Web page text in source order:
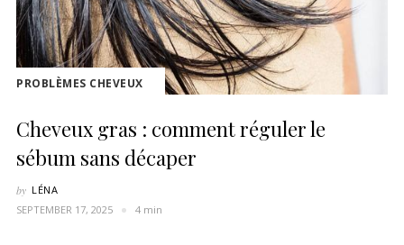
PROBLÈMES CHEVEUX
Cheveux gras : comment réguler le
sébum sans décaper
by LÉNA
SEPTEMBER 17, 2025
4 min